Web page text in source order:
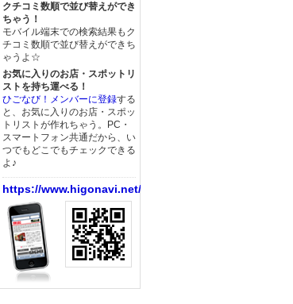
クチコミ数順で並び替えができ
ちゃう！
モバイル端末での検索結果もク
チコミ数順で並び替えができち
ゃうよ☆
お気に入りのお店・スポットリ
ストを持ち運べる！
ひごなび！メンバーに登録する
と、お気に入りのお店・スポッ
トリストが作れちゃう。PC・
スマートフォン共通だから、い
つでもどこでもチェックできる
よ♪
https://www.higonavi.net/